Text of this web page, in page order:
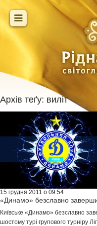
Архів теґу: виліт
15 грудня 2011 о 09:54
«Динамо» безславно
Київське «Динамо» безславно
шостому турі групового турніру